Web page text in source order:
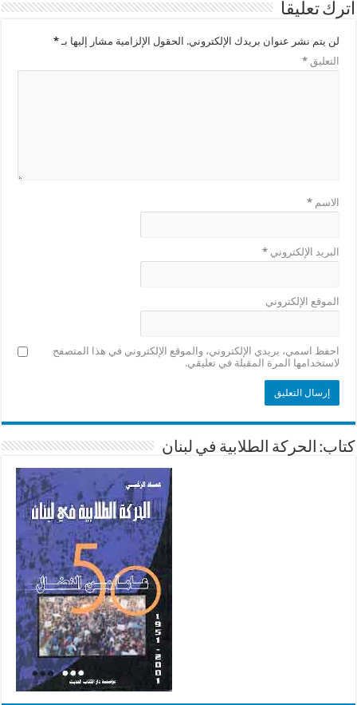
اترك تعليقاً
لن يتم نشر عنوان بريدك الإلكتروني. الحقول الإلزامية مشار إليها بـ*
التعليق*
الاسم*
البريد الإلكتروني*
الموقع الإلكتروني
احفظ اسمي، بريدي الإلكتروني، والموقع الإلكتروني في هذا المتصفح
لاستخدامها المرة المقبلة في تعليقي.
كتاب: الحركة الطلابية في لبنان